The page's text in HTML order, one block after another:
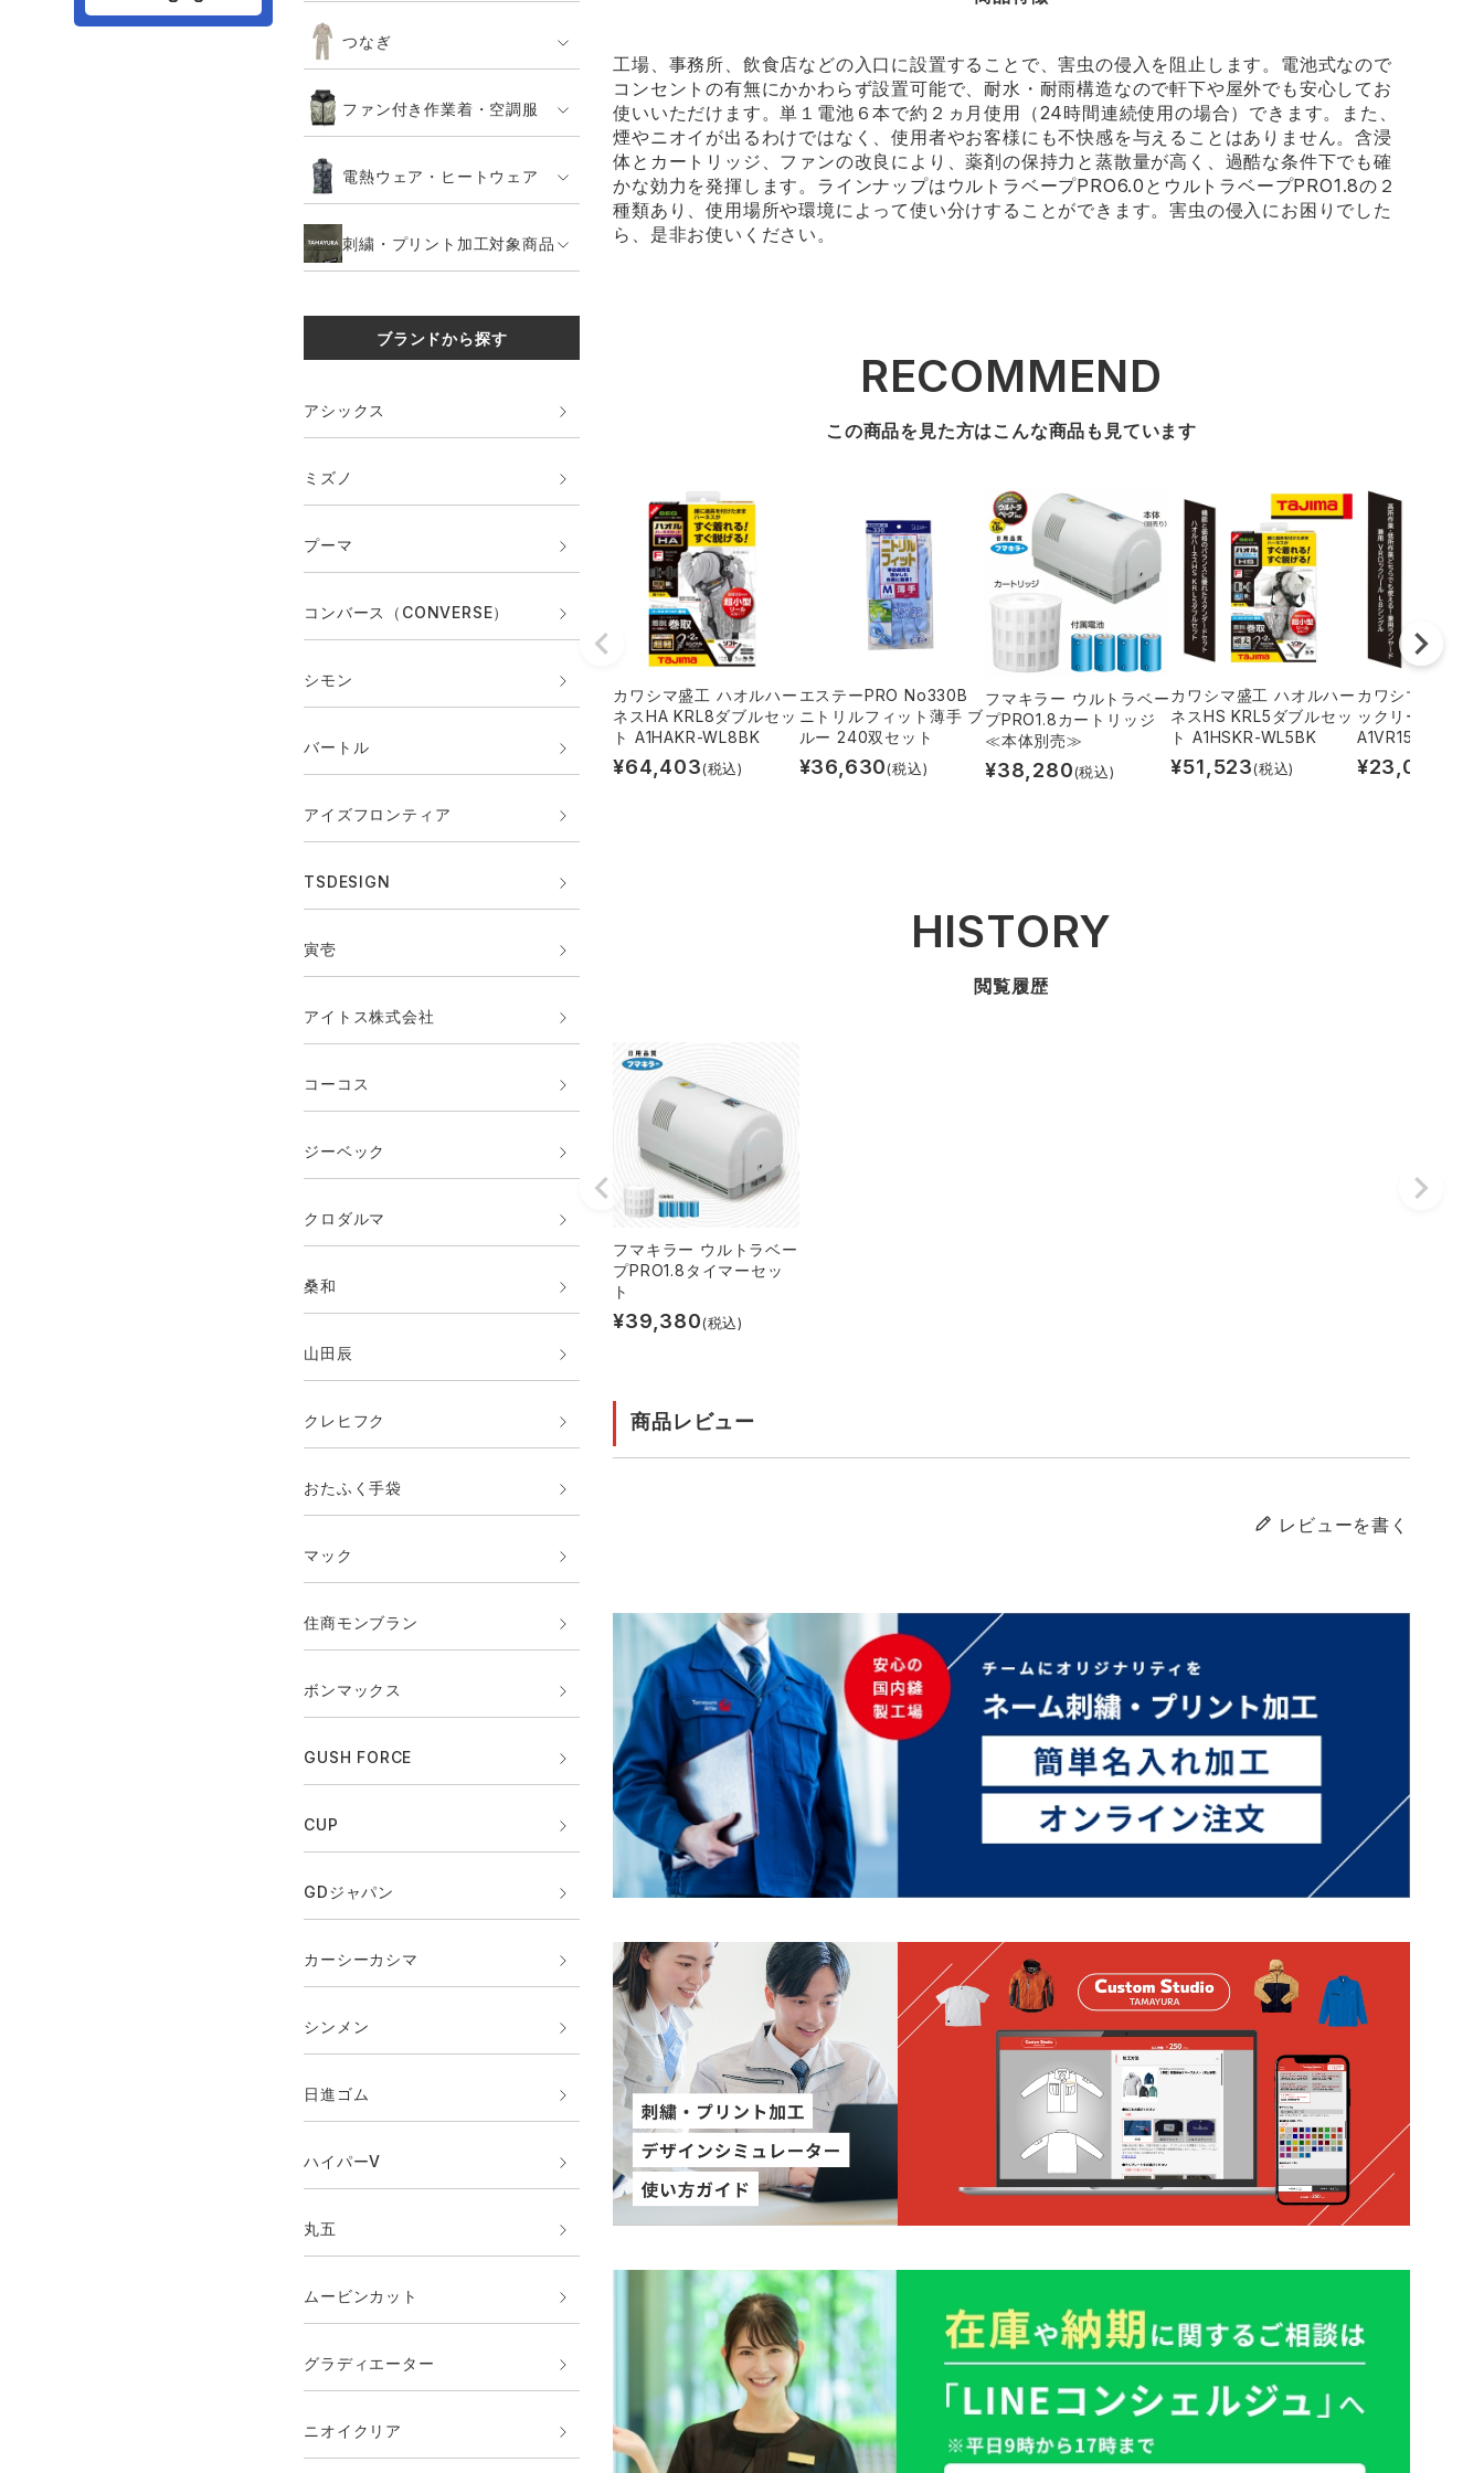
つなぎ
ファン付き作業着・空調服
電熱ウェア・ヒートウェア
刺繍・プリント加工対象商品
ブランドから探す
アシックス
ミズノ
プーマ
コンバース（CONVERSE）
シモン
バートル
アイズフロンティア
TSDESIGN
寅壱
アイトス株式会社
コーコス
ジーベック
クロダルマ
桑和
山田辰
クレヒフク
おたふく手袋
マック
住商モンブラン
ボンマックス
GUSH FORCE
CUP
GDジャパン
カーシーカシマ
シンメン
日進ゴム
ハイパーV
丸五
ムービンカット
グラディエーター
ニオイクリア
工場、事務所、飲食店などの入口に設置することで、害虫の侵入を阻止します。電池式なので
コンセントの有無にかかわらず設置可能で、耐水・耐雨構造なので軒下や屋外でも安心してお
使いいただけます。単１電池６本で約２ヵ月使用（24時間連続使用の場合）できます。また、
煙やニオイが出るわけではなく、使用者やお客様にも不快感を与えることはありません。含浸
体とカートリッジ、ファンの改良により、薬剤の保持力と蒸散量が高く、過酷な条件下でも確
かな効力を発揮します。ラインナップはウルトラベープPRO6.0とウルトラベープPRO1.8の２
種類あり、使用場所や環境によって使い分けすることができます。害虫の侵入にお困りでした
ら、是非お使いください。
RECOMMEND
この商品を見た方はこんな商品も見ています
カワシマ盛工 ハオルハー
ネスHA KRL8ダブルセッ
ト A1HAKR-WL8BK
¥64,403(税込)
エステーPRO No330B
ニトリルフィット薄手 ブ
ルー 240双セット
¥36,630(税込)
フマキラー ウルトラベー
プPRO1.8カートリッジ
≪本体別売≫
¥38,280(税込)
カワシマ盛工 ハオルハー
ネスHS KRL5ダブルセッ
ト A1HSKR-WL5BK
¥51,523(税込)
カワシマ盛工 兼
ックリール L8シ
A1VR150L-L8
¥23,029
HISTORY
閲覧履歴
フマキラー ウルトラベー
プPRO1.8タイマーセッ
ト
¥39,380(税込)
商品レビュー
レビューを書く